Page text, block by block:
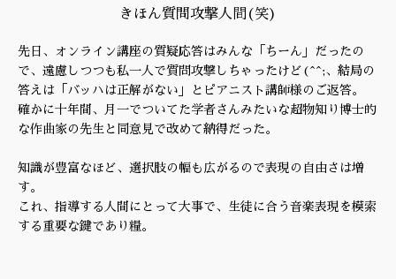
きほん質問攻撃人間(笑)
先日、オンライン講座の質疑応答はみんな「ちーん」だったの
で、遠慮しつつも私一人で質問攻撃しちゃったけど(^^;、結局の
答えは「バッハは正解がない」とピアニスト講師様のご返答。
確かに十年間、月一でついてた学者さんみたいな超物知り博士的
な作曲家の先生と同意見で改めて納得だった。
知識が豊富なほど、選択肢の幅も広がるので表現の自由さは増
す。
これ、指導する人間にとって大事で、生徒に合う音楽表現を模索
する重要な鍵であり糧。